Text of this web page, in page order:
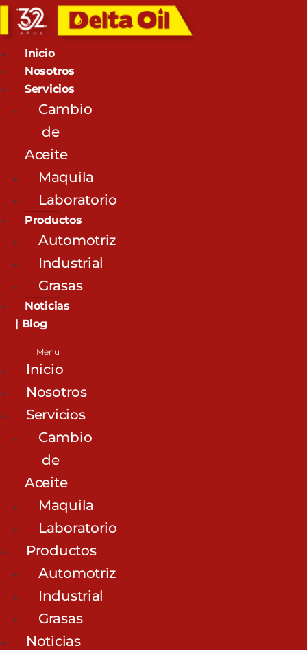
Inicio
Nosotros
Servicios
Cambio
de
Aceite
Maquila
Laboratorio
Productos
Automotriz
Industrial
Grasas
Noticias
| Blog
Menu
Inicio
Nosotros
Servicios
Cambio
de
Aceite
Maquila
Laboratorio
Productos
Automotriz
Industrial
Grasas
Noticias